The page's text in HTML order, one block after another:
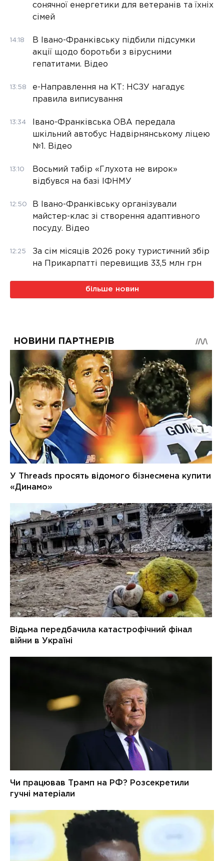
сонячної енергетики для ветеранів та їхніх
сімей
14:18
В Івано-Франківську підбили підсумки
акції щодо боротьби з вірусними
гепатитами. Відео
13:58
е-Направлення на КТ: НСЗУ нагадує
правила виписування
13:34
Івано-Франківська ОВА передала
шкільний автобус Надвірнянському ліцею
№1. Відео
13:10
Восьмий табір «Глухота не вирок»
відбувся на базі ІФНМУ
12:50
В Івано-Франківську організували
майстер-клас зі створення адаптивного
посуду. Відео
12:25
За сім місяців 2026 року туристичний збір
на Прикарпатті перевищив 33,5 млн грн
більше новин